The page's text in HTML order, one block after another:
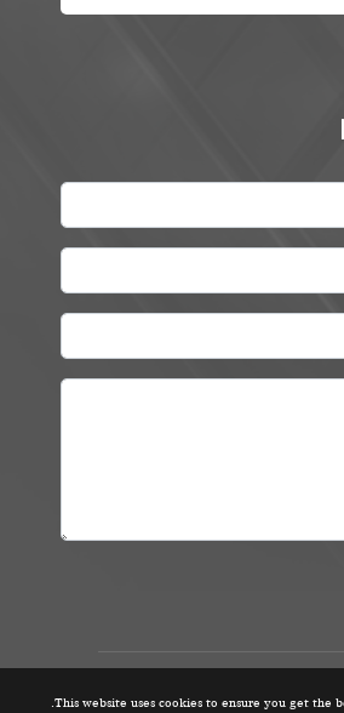
This website uses cookies to ensure you get the